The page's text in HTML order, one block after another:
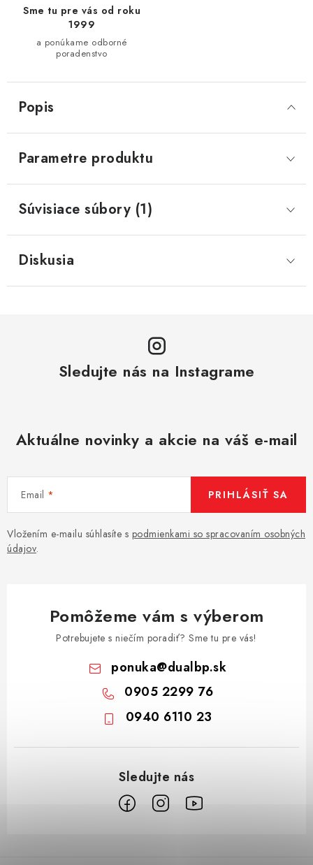
Sme tu pre vás od roku
1999
a ponúkame odborné
poradenstvo
Popis
Parametre produktu
Súvisiace súbory (1)
Diskusia
Sledujte nás na Instagrame
Aktuálne novinky a akcie na váš e-mail
Email
Vložením e-mailu súhlasíte s podmienkami so spracovaním osobných
údajov.
PRIHLÁSIŤ SA
Pomôžeme vám s výberom
Potrebujete s niečím poradiť? Sme tu pre vás!
ponuka@dualbp.sk
0905 2299 76
0940 6110 23